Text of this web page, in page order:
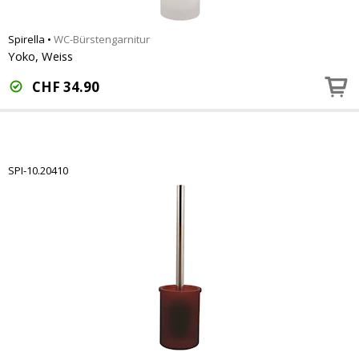
Spirella • WC-Bürstengarnitur
Yoko, Weiss
CHF 34.90
SPI-10.20410